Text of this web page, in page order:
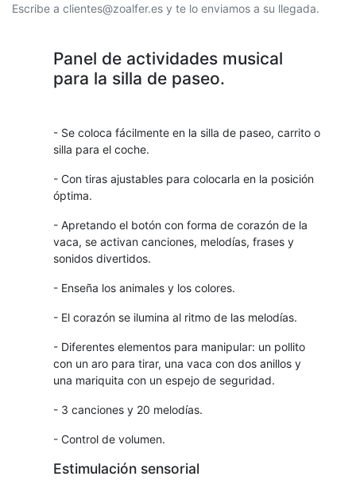
Escribe a clientes@zoalfer.es y te lo enviamos a su llegada.
Panel de actividades musical
para la silla de paseo.
- Se coloca fácilmente en la silla de paseo, carrito o
silla para el coche.
- Con tiras ajustables para colocarla en la posición
óptima.
- Apretando el botón con forma de corazón de la
vaca, se activan canciones, melodías, frases y
sonidos divertidos.
- Enseña los animales y los colores.
- El corazón se ilumina al ritmo de las melodías.
- Diferentes elementos para manipular: un pollito
con un aro para tirar, una vaca con dos anillos y
una mariquita con un espejo de seguridad.
- 3 canciones y 20 melodías.
- Control de volumen.
Estimulación sensorial